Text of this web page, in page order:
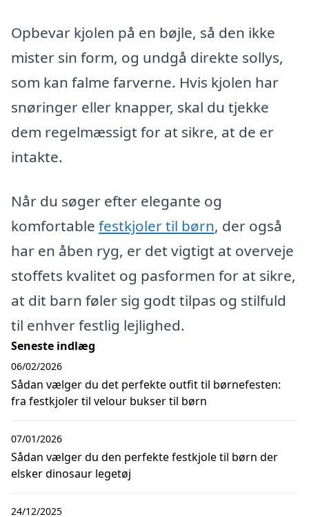
Opbevar kjolen på en bøjle, så den ikke
mister sin form, og undgå direkte sollys,
som kan falme farverne. Hvis kjolen har
snøringer eller knapper, skal du tjekke
dem regelmæssigt for at sikre, at de er
intakte.
Når du søger efter elegante og
komfortable festkjoler til børn, der også
har en åben ryg, er det vigtigt at overveje
stoffets kvalitet og pasformen for at sikre,
at dit barn føler sig godt tilpas og stilfuld
til enhver festlig lejlighed.
Seneste indlæg
Sådan vælger du det perfekte outfit til børnefesten:
fra festkjoler til velour bukser til børn
06/02/2026
Sådan vælger du den perfekte festkjole til børn der
elsker dinosaur legetøj
07/01/2026
24/12/2025